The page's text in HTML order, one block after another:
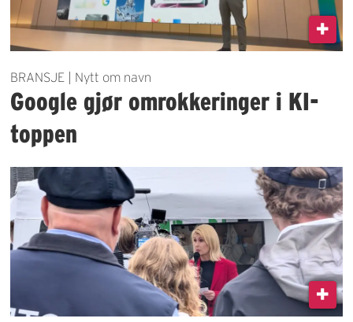
BRANSJE | Nytt om navn
Google gjør omrokkeringer i KI-
toppen